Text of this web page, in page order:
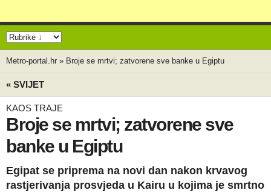
Metro-portal.hr » Broje se mrtvi; zatvorene sve banke u Egiptu
« SVIJET
KAOS TRAJE
Broje se mrtvi; zatvorene sve
banke u Egiptu
Egipat se priprema na novi dan nakon krvavog
rastjerivanja prosvjeda u Kairu u kojima je smrtno